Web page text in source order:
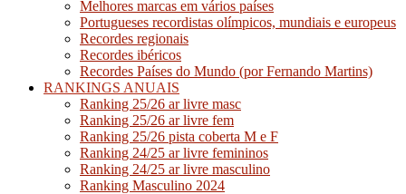
Melhores marcas em vários países
Portugueses recordistas olímpicos, mundiais e europeus
Recordes regionais
Recordes ibéricos
Recordes Países do Mundo (por Fernando Martins)
RANKINGS ANUAIS
Ranking 25/26 ar livre masc
Ranking 25/26 ar livre fem
Ranking 25/26 pista coberta M e F
Ranking 24/25 ar livre femininos
Ranking 24/25 ar livre masculino
Ranking Masculino 2024